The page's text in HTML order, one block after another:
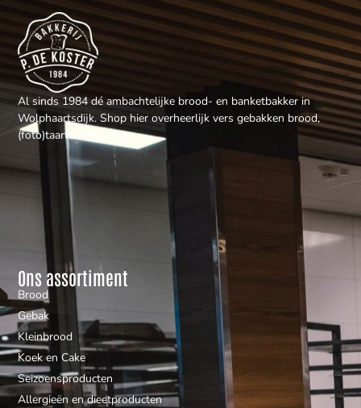
Al sinds 1984 dé ambachtelijke brood- en banketbakker in
Wolphaartsdijk. Shop hier overheerlijk vers gebakken brood,
(foto)taarten en gebak.
Ons assortiment
Brood
Gebak
Kleinbrood
Koek en Cake
Seizoensproducten
Allergieën en dieetproducten